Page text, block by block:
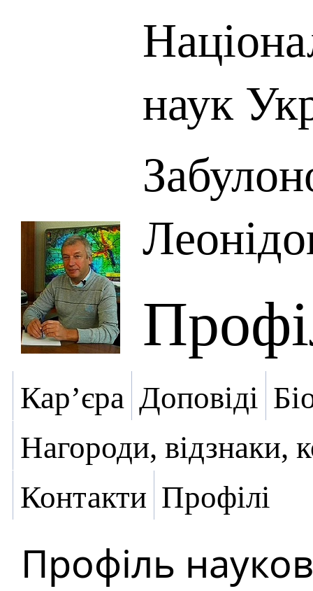
наук
Кар’єра Доповіді
Нагороди, відзнаки,
Контакти Профілі
Профіль